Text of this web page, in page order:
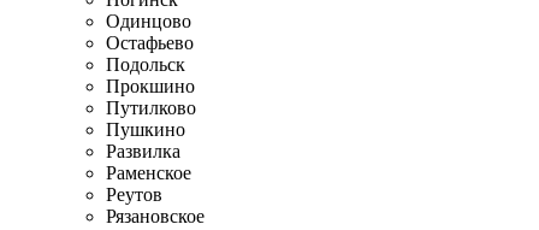
Одинцово
Остафьево
Подольск
Прокшино
Путилково
Пушкино
Развилка
Раменское
Реутов
Рязановское